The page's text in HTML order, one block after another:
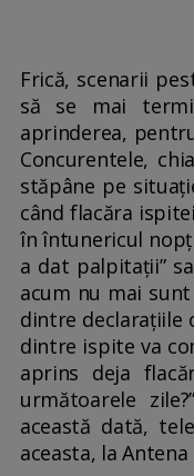
Frică, scenarii
să se mai
aprinderea,
Concurentele,
stăpâne pe
când flacăra
în întunericul
a dat palpitaţii”
acum nu mai
dintre declaraţiile
dintre ispite va
aprins deja
următoarele
această dată,
aceasta, la Antena